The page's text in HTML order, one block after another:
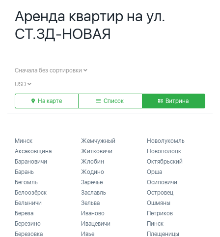
Аренда квартир на ул.
СТ.ЗД-НОВАЯ
Сначала без сортировки
USD
На карте Список Витрина
Минск
Аксаковщина
Барановичи
Барань
Бегомль
Белоозёрск
Белыничи
Береза
Березино
Березовка
Жемчужный
Житковичи
Жлобин
Жодино
Заречье
Заславль
Зельва
Иваново
Ивацевичи
Ивье
Новолукомль
Новополоцк
Октябрьский
Орша
Осиповичи
Островец
Ошмяны
Петриков
Пинск
Плещеницы